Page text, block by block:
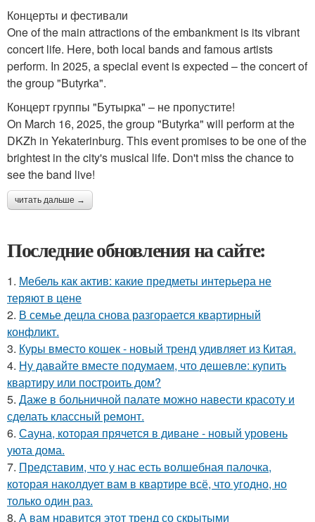
Концерты и фестивали
One of the main attractions of the embankment is its vibrant
concert life. Here, both local bands and famous artists
perform. In 2025, a special event is expected – the concert of
the group "Butyrka".
Концерт группы "Бутырка" – не пропустите!
On March 16, 2025, the group "Butyrka" will perform at the
DKZh in Yekaterinburg. This event promises to be one of the
brightest in the city's musical life. Don't miss the chance to
see the band live!
читать дальше →
Последние обновления на сайте:
1. Мебель как актив: какие предметы интерьера не
теряют в цене
2. В семье децла снова разгорается квартирный
конфликт.
3. Куры вместо кошек - новый тренд удивляет из Китая.
4. Ну давайте вместе подумаем, что дешевле: купить
квартиру или построить дом?
5. Даже в больничной палате можно навести красоту и
сделать классный ремонт.
6. Сауна, которая прячется в диване - новый уровень
уюта дома.
7. Представим, что у нас есть волшебная палочка,
которая наколдует вам в квартире всё, что угодно, но
только один раз.
8. А вам нравится этот тренд со скрытыми